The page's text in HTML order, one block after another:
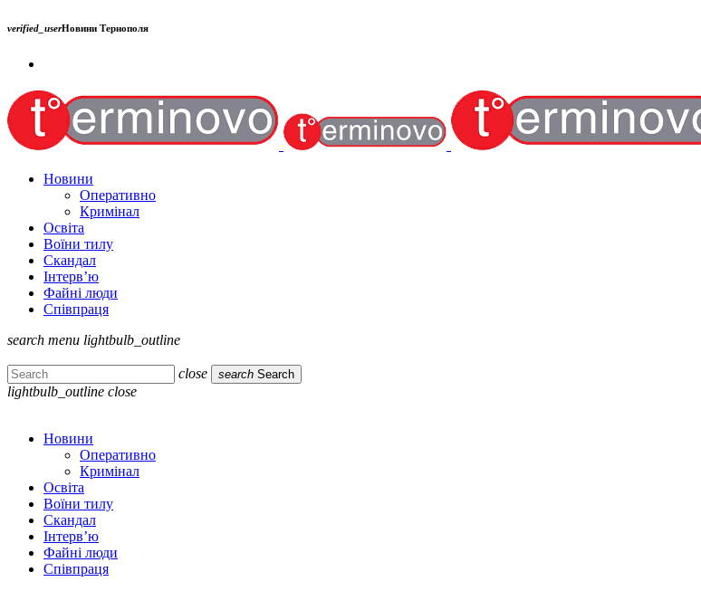
verified_userНовини Тернополя
Новини
Оперативно
Кримінал
Освіта
Воїни тилу
Скандал
Інтерв’ю
Файні люди
Співпраця
search menu lightbulb_outline
close search Search
lightbulb_outline close
Новини
Оперативно
Кримінал
Освіта
Воїни тилу
Скандал
Інтерв’ю
Файні люди
Співпраця